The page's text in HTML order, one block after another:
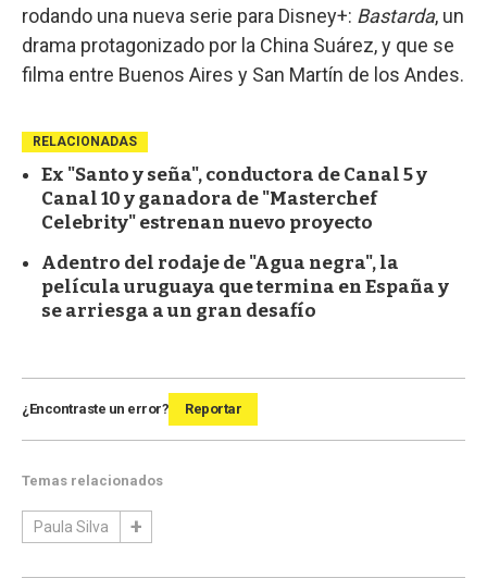
rodando una nueva serie para Disney+: Bastarda, un
drama protagonizado por la China Suárez, y que se
filma entre Buenos Aires y San Martín de los Andes.
RELACIONADAS
Ex "Santo y seña", conductora de Canal 5 y
Canal 10 y ganadora de "Masterchef
Celebrity" estrenan nuevo proyecto
Adentro del rodaje de "Agua negra", la
película uruguaya que termina en España y
se arriesga a un gran desafío
¿Encontraste un error? Reportar
Temas relacionados
Paula Silva